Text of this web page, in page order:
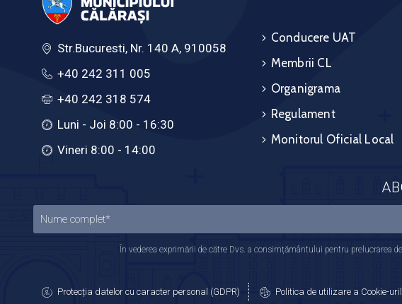
Str.Bucuresti, Nr. 140 A, 910058
+40 242 311 005
+40 242 318 574
Luni - Joi 8:00 - 16:30
Vineri 8:00 - 14:00
Conducere UAT
Membrii CL
Organigrama
Regulament
Monitorul Oficial Local
În vederea exprimării de către Dvs. a consimțământului pentru prelucrarea
Protecția datelor cu caracter personal (GDPR) Politica de utilizare a Cookie-